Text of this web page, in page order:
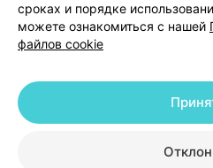
Написать в
Персональные
© 2026 ООО «Артокс Лаб», УНП
+375
сроках и порядке
можете ознакомиться с нашей
файлов cookie